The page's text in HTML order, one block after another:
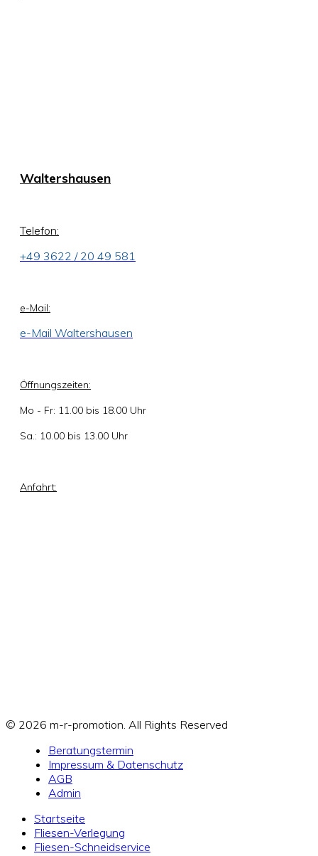
Waltershausen
Telefon:
+49 3622 / 20 49 581
e-Mail:
e-Mail Waltershausen
Öffnungszeiten:
Mo - Fr: 11.00 bis 18.00 Uhr
Sa.: 10.00 bis 13.00 Uhr
Anfahrt:
© 2026 m-r-promotion. All Rights Reserved
Beratungstermin
Impressum & Datenschutz
AGB
Admin
Startseite
Fliesen-Verlegung
Fliesen-Schneidservice